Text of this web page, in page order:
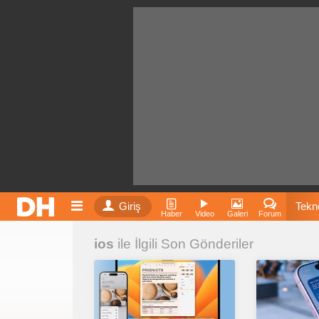
Giriş
Haber Video Galeri Forum
ios ile İlgili Son Gönderiler